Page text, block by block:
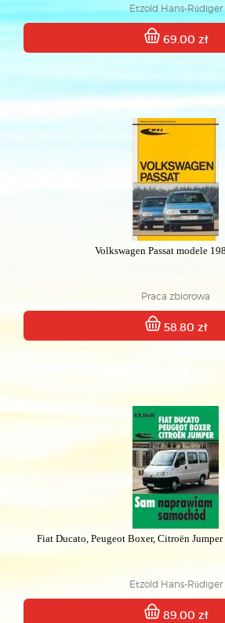
Etzold Hans-Rüdiger
69.00 zł
Volkswagen Passat modele
Praca zbiorowa
58.80 zł
Fiat Ducato, Peugeot Boxer, Citroën
Etzold Hans-Rüdiger
89.00 zł